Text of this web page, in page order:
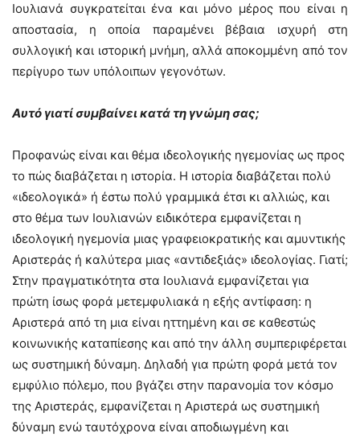
Ιουλιανά συγκρατείται ένα και μόνο μέρος που είναι η
αποστασία, η οποία παραμένει βέβαια ισχυρή στη
συλλογική και ιστορική μνήμη, αλλά αποκομμένη από τον
περίγυρο των υπόλοιπων γεγονότων.
Αυτό γιατί συμβαίνει κατά τη γνώμη σας;
Προφανώς είναι και θέμα ιδεολογικής ηγεμονίας ως προς
το πώς διαβάζεται η ιστορία. Η ιστορία διαβάζεται πολύ
«ιδεολογικά» ή έστω πολύ γραμμικά έτσι κι αλλιώς, και
στο θέμα των Ιουλιανών ειδικότερα εμφανίζεται η
ιδεολογική ηγεμονία μιας γραφειοκρατικής και αμυντικής
Αριστεράς ή καλύτερα μιας «αντιδεξιάς» ιδεολογίας. Γιατί;
Στην πραγματικότητα στα Ιουλιανά εμφανίζεται για
πρώτη ίσως φορά μετεμφυλιακά η εξής αντίφαση: η
Αριστερά από τη μια είναι ηττημένη και σε καθεστώς
κοινωνικής καταπίεσης και από την άλλη συμπεριφέρεται
ως συστημική δύναμη. Δηλαδή για πρώτη φορά μετά τον
εμφύλιο πόλεμο, που βγάζει στην παρανομία τον κόσμο
της Αριστεράς, εμφανίζεται η Αριστερά ως συστημική
δύναμη ενώ ταυτόχρονα είναι αποδιωγμένη και